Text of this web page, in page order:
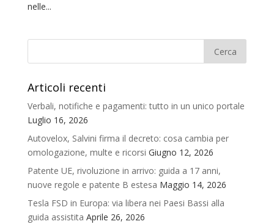
nelle...
Articoli recenti
Verbali, notifiche e pagamenti: tutto in un unico portale
Luglio 16, 2026
Autovelox, Salvini firma il decreto: cosa cambia per
omologazione, multe e ricorsi Giugno 12, 2026
Patente UE, rivoluzione in arrivo: guida a 17 anni,
nuove regole e patente B estesa Maggio 14, 2026
Tesla FSD in Europa: via libera nei Paesi Bassi alla
guida assistita Aprile 26, 2026